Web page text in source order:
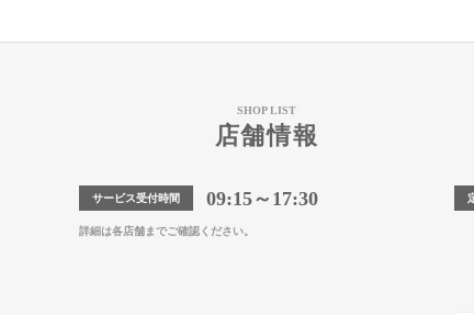
SHOP LIST
店舗情報
サービス受付時間 09:15～17:30
詳細は各店舗までご確認ください。